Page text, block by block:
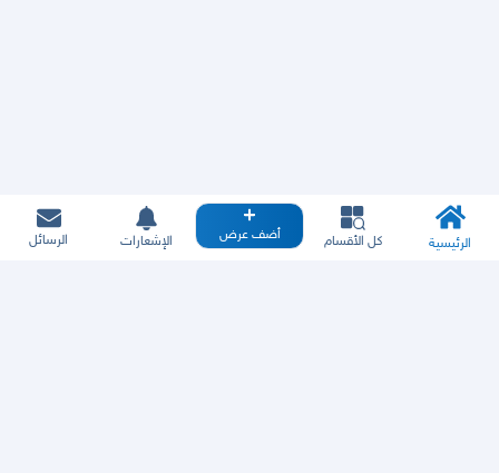
الرئيسية كل الأقسام أضف عرض الإشعارات الرسائل